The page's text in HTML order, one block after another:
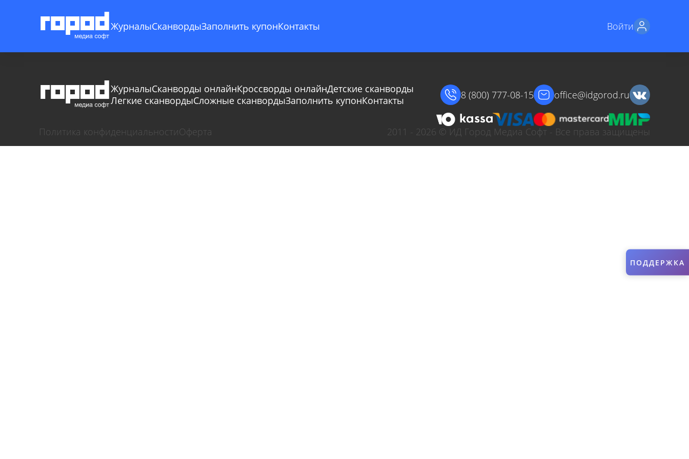
Сбросить Отмена
ЖурналыСканвордыЗаполнить купонКонтакты Войти
ЖурналыСканворды онлайнКроссворды онлайнДетские сканворды
Легкие сканвордыСложные сканвордыЗаполнить купонКонтакты 8 (800) 777-08-15 office@idgorod.ru
Политика конфиденциальностиОферта 2011 - 2026 © ИД Город Медиа Софт - Все права защищены
ПОДДЕРЖКА